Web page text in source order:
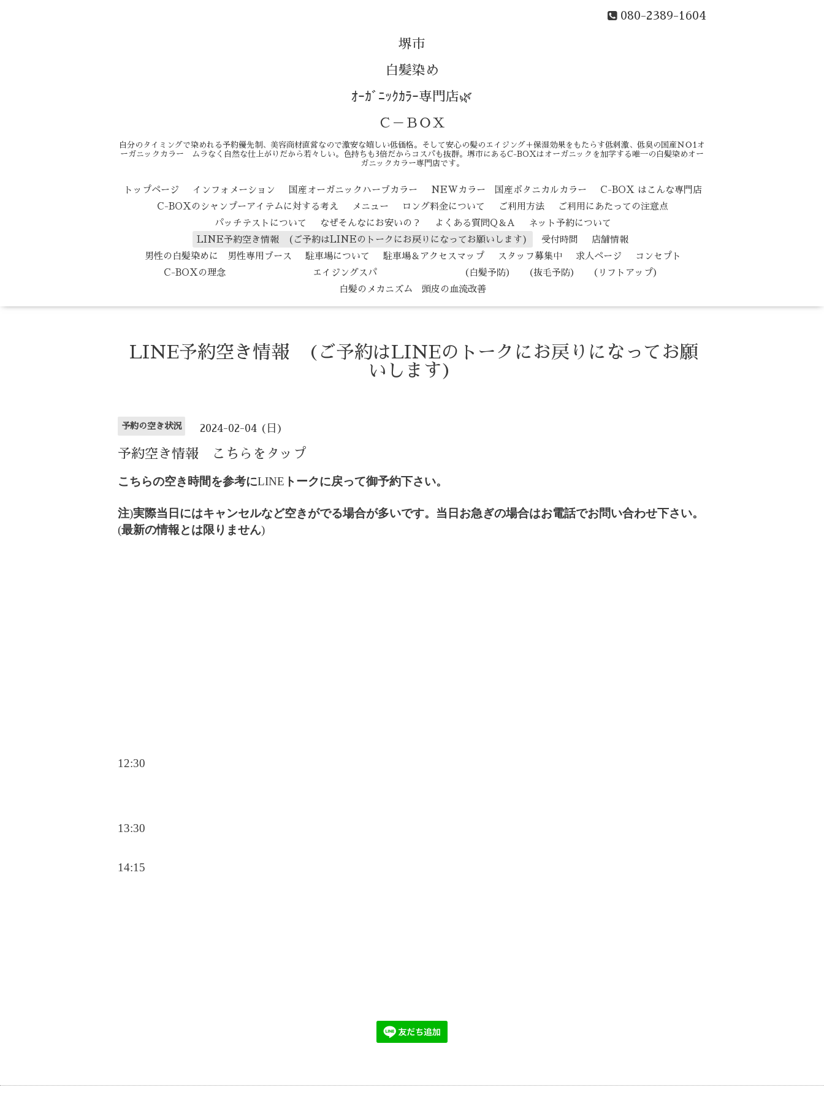
080-2389-1604
堺市
白髪染め
ｵｰｶﾞﾆｯｸｶﾗｰ専門店🌿
Ｃ－ＢＯＸ
自分のタイミングで染めれる予約優先制、美容商材直営なので激安な嬉しい低価格。そして安心の髪のエイジング＋保湿効果をもたらす低刺激、低臭の国産ＮＯ1オ
ーガニックカラー ムラなく自然な仕上がりだから若々しい。色持ちも3倍だからコスパも抜群。堺市にあるC-BOXはオーガニックを加学する唯一の白髪染めオー
ガニックカラー専門店です。
トップページ インフォメーション 国産オーガニックハーブカラー NEWカラー 国産ボタニカルカラー
C-BOX はこんな専門店
C-BOXのシャンプーアイテムに対する考え
メニュー ロング料金について ご利用方法
ご利用にあたっての注意点
パッチテストについて
なぜそんなにお安いの？ よくある質問Q＆A
ネット予約について
LINE予約空き情報 (ご予約はLINEのトークにお戻りになってお願いします)
受付時間
店舗情報
男性の白髪染めに 男性専用ブース
駐車場について 駐車場＆アクセスマップ スタッフ募集中 求人ページ
コンセプト
C-BOXの理念
エイジングスパ （白髪予防） （抜毛予防） （リフトアップ）
白髪のメカニズム 頭皮の血流改善
LINE予約空き情報 (ご予約はLINEのトークにお戻りになってお願
いします)
予約の空き状況 2024-02-04 (日)
予約空き情報 こちらをタップ
こちらの空き時間を参考にLINE トークに戻って御予約下さい。
注)実際当日にはキャンセルなど空きがでる場合が多いです。当日お急ぎの場合はお電話でお問い合わせ下さい。
(最新の情報とは限りません)
12:30
13:30
14:15